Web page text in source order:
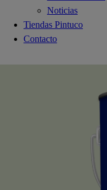
Noticias
Tiendas Pintuco
Contacto